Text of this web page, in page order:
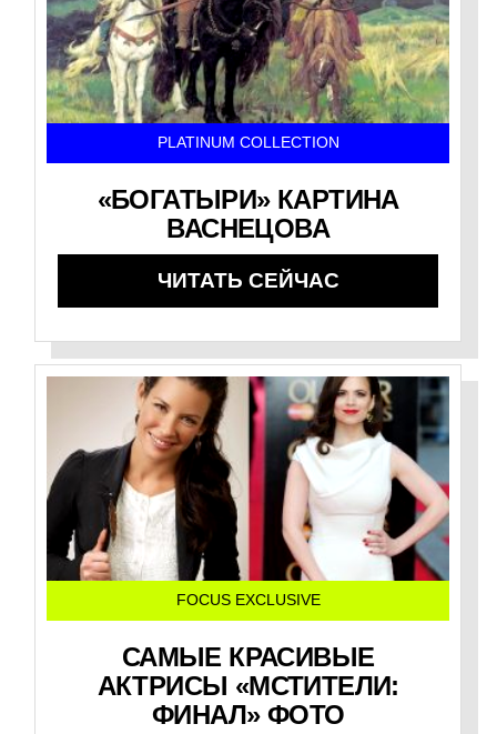
PLATINUM COLLECTION
«БОГАТЫРИ» КАРТИНА
ВАСНЕЦОВА
ЧИТАТЬ СЕЙЧАС
FOCUS EXCLUSIVE
САМЫЕ КРАСИВЫЕ
АКТРИСЫ «МСТИТЕЛИ:
ФИНАЛ» ФОТО